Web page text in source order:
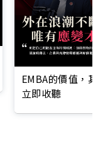
EMBA的價值，
立即收聽